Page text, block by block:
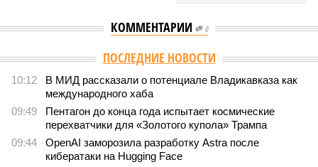
КОММЕНТАРИИ 0
Версия //Конфликт // В нескольких станциях от уже сданного
«Сказочного леса» пайщики ЖК «Станция Л» продолжают ждать от
компании Capital Group начала реальной достройки
В нескольких станциях от уже сданного «Сказочного
леса» пайщики ЖК «Станция Л» продолжают ждать от
«Станция ожидания» для дольщиков